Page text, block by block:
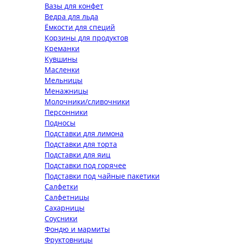
Вазы для конфет
Ведра для льда
Ёмкости для специй
Корзины для продуктов
Креманки
Кувшины
Масленки
Мельницы
Менажницы
Молочники/сливочники
Персонники
Подносы
Подставки для лимона
Подставки для торта
Подставки для яиц
Подставки под горячее
Подставки под чайные пакетики
Салфетки
Салфетницы
Сахарницы
Соусники
Фондю и мармиты
Фруктовницы